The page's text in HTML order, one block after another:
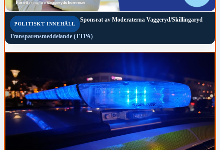
POLITISKT INNEHÅLL
Sponsrat av Moderaterna Vaggeryd/Skillingaryd
Transparensmeddelande (TTPA)